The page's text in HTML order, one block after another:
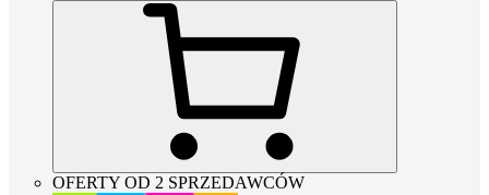
OFERTY OD 2 SPRZEDAWCÓW